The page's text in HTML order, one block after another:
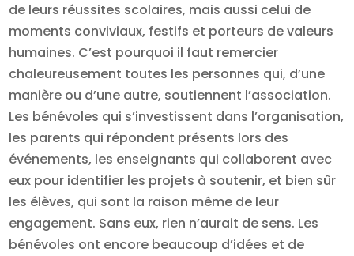
de leurs réussites scolaires, mais aussi celui de
moments conviviaux, festifs et porteurs de valeurs
humaines. C’est pourquoi il faut remercier
chaleureusement toutes les personnes qui, d’une
manière ou d’une autre, soutiennent l’association.
Les bénévoles qui s’investissent dans l’organisation,
les parents qui répondent présents lors des
événements, les enseignants qui collaborent avec
eux pour identifier les projets à soutenir, et bien sûr
les élèves, qui sont la raison même de leur
engagement. Sans eux, rien n’aurait de sens. Les
bénévoles ont encore beaucoup d’idées et de